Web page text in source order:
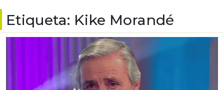
Etiqueta: Kike Morandé